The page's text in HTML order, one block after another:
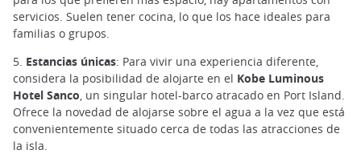
servicios. Suelen tener cocina, lo que los hace ideales para
familias o grupos.
5. Estancias únicas: Para vivir una experiencia diferente,
considera la posibilidad de alojarte en el Kobe Luminous
Hotel Sanco, un singular hotel-barco atracado en Port Island.
Ofrece la novedad de alojarse sobre el agua a la vez que está
convenientemente situado cerca de todas las atracciones de
la isla.